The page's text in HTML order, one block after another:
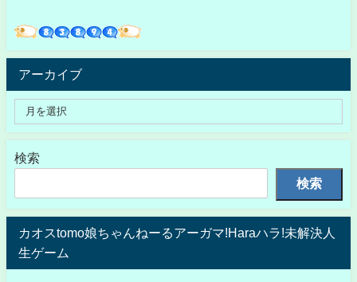
アーカイブ
検索
検索
カオスtomo娘ちゃんねーるアーガマ!Haraハラ!未解決人
生ゲーム